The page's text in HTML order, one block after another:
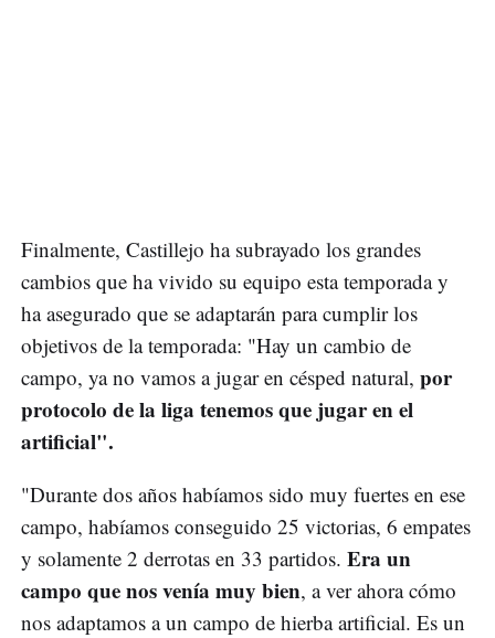
Finalmente, Castillejo ha subrayado los grandes
cambios que ha vivido su equipo esta temporada y
ha asegurado que se adaptarán para cumplir los
objetivos de la temporada: "Hay un cambio de
campo, ya no vamos a jugar en césped natural, por
protocolo de la liga tenemos que jugar en el
artificial".
"Durante dos años habíamos sido muy fuertes en ese
campo, habíamos conseguido 25 victorias, 6 empates
y solamente 2 derrotas en 33 partidos. Era un
campo que nos venía muy bien, a ver ahora cómo
nos adaptamos a un campo de hierba artificial. Es un